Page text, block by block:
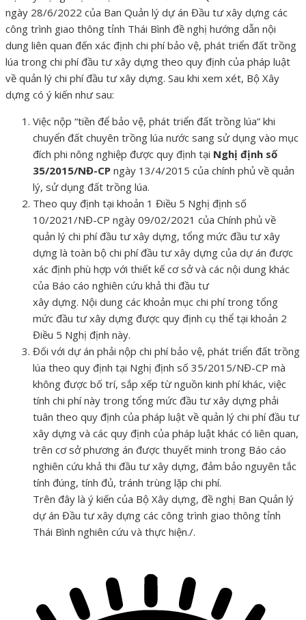
ngày 28/6/2022 của Ban Quản lý dự án Đầu tư xây dựng các
công trình giao thông tỉnh Thái Bình đề nghị hướng dẫn nội
dung liên quan đến xác định chi phí bảo vệ, phát triển đất trồng
lúa trong chi phí đầu tư xây dựng theo quy định của pháp luật
về quản lý chi phí đầu tư xây dựng. Sau khi xem xét, Bộ Xây
dựng có ý kiến như sau:
Việc nộp “tiền để bảo vệ, phát triển đất trồng lúa” khi
chuyển đất chuyên trồng lúa nước sang sử dụng vào mục
đích phi nông nghiệp được quy định tại Nghị định số
35/2015/NĐ-CP ngày 13/4/2015 của chính phủ về quản
lý, sử dụng đất trồng lúa.
Theo quy định tại khoản 1 Điều 5 Nghị định số
10/2021/NĐ-CP ngày 09/02/2021 của Chính phủ về
quản lý chi phí đầu tư xây dựng, tổng mức đầu tư xây
dựng là toàn bộ chi phí đầu tư xây dựng của dự án được
xác định phù hợp với thiết kế cơ sở và các nội dung khác
của Báo cáo nghiên cứu khả thi đầu tư
xây dựng. Nội dung các khoản mục chi phí trong tổng
mức đầu tư xây dựng được quy định cụ thể tại khoản 2
Điều 5 Nghị định này.
Đối với dự án phải nộp chi phí bảo vệ, phát triển đất trồng
lúa theo quy định tại Nghị định số 35/2015/NĐ-CP mà
không được bố trí, sắp xếp từ nguồn kinh phí khác, việc
tính chi phí này trong tổng mức đầu tư xây dựng phải
tuân theo quy định của pháp luật về quản lý chi phí đầu tư
xây dựng và các quy định của pháp luật khác có liên quan,
trên cơ sở phương án được thuyết minh trong Báo cáo
nghiên cứu khả thi đầu tư xây dựng, đảm bảo nguyên tắc
tính đúng, tính đủ, tránh trùng lặp chi phí.
Trên đây là ý kiến của Bộ Xây dựng, đề nghị Ban Quản lý
dự án Đầu tư xây dựng các công trình giao thông tỉnh
Thái Bình nghiên cứu và thực hiện./.